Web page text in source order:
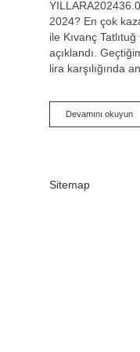
2024? En çok
ile Kıvanç
açıklandı.
lira karşılığında
Devamını okuyun
Sitemap